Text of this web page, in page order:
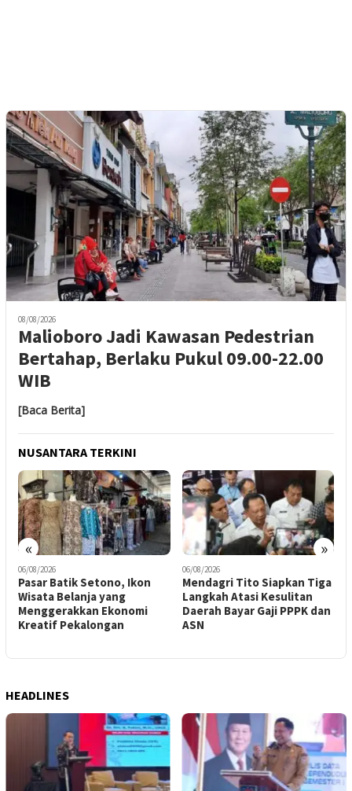
08/08/2026
Malioboro Jadi Kawasan Pedestrian
Bertahap, Berlaku Pukul 09.00-22.00
WIB
[Baca Berita]
NUSANTARA TERKINI
« »
06/08/2026
Pasar Batik Setono, Ikon
Wisata Belanja yang
Menggerakkan Ekonomi
Kreatif Pekalongan
06/08/2026
Mendagri Tito Siapkan Tiga
Langkah Atasi Kesulitan
Daerah Bayar Gaji PPPK dan
ASN
HEADLINES